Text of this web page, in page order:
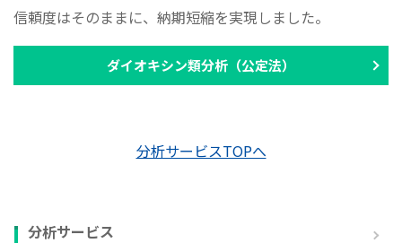
信頼度はそのままに、納期短縮を実現しました。
ダイオキシン類分析（公定法）
分析サービスTOPへ
分析サービス